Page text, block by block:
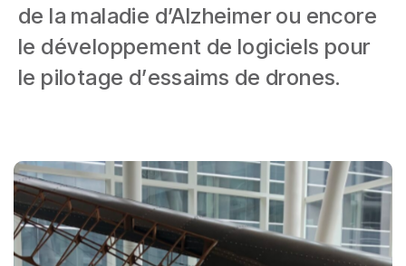
de la maladie d’Alzheimer ou encore
le développement de logiciels pour
le pilotage d’essaims de drones.